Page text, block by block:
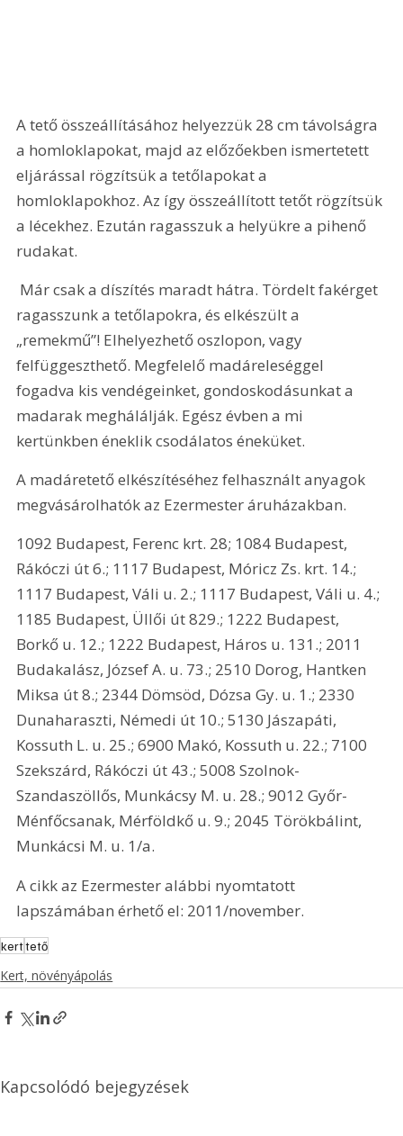
A tető összeállításához helyezzük 28 cm távolságra
a homloklapokat, majd az előzőekben ismertetett
eljárással rögzítsük a tetőlapokat a
homloklapokhoz. Az így összeállított tetőt rögzítsük
a lécekhez. Ezután ragasszuk a helyükre a pihenő
rudakat.
ragasszunk a tetőlapokra, és elkészült a
„remekmű”! Elhelyezhető oszlopon, vagy
felfüggeszthető. Megfelelő madáreleséggel
fogadva kis vendégeinket, gondoskodásunkat a
madarak meghálálják. Egész évben a mi
kertünkben éneklik csodálatos éneküket.
A madáretető elkészítéséhez felhasznált anyagok
megvásárolhatók az Ezermester áruházakban.
1092 Budapest, Ferenc krt. 28; 1084 Budapest,
Rákóczi út 6.; 1117 Budapest, Móricz Zs. krt. 14.;
1117 Budapest, Váli u. 2.; 1117 Budapest, Váli u. 4.;
1185 Budapest, Üllői út 829.; 1222 Budapest,
Borkő u. 12.; 1222 Budapest, Háros u. 131.; 2011
Budakalász, József A. u. 73.; 2510 Dorog, Hantken
Miksa út 8.; 2344 Dömsöd, Dózsa Gy. u. 1.; 2330
Dunaharaszti, Némedi út 10.; 5130 Jászapáti,
Kossuth L. u. 25.; 6900 Makó, Kossuth u. 22.; 7100
Szekszárd, Rákóczi út 43.; 5008 Szolnok-
Szandaszöllős, Munkácsy M. u. 28.; 9012 Győr-
Ménfőcsanak, Mérföldkő u. 9.; 2045 Törökbálint,
Munkácsi M. u. 1/a.
A cikk az Ezermester alábbi nyomtatott
lapszámában érhető el: 2011/november.
kerttető
Kert, növényápolás
Kapcsolódó bejegyzések